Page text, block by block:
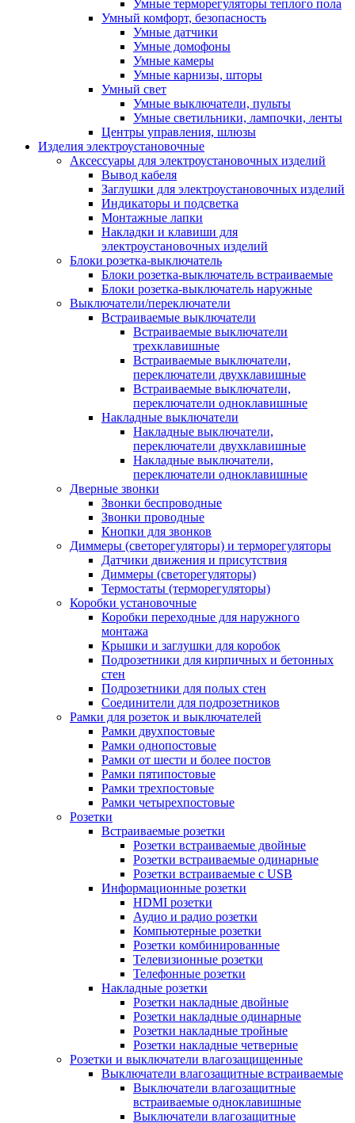
Умные терморегуляторы теплого пола
Умный комфорт, безопасность
Умные датчики
Умные домофоны
Умные камеры
Умные карнизы, шторы
Умный свет
Умные выключатели, пульты
Умные светильники, лампочки, ленты
Центры управления, шлюзы
Изделия электроустановочные
Аксессуары для электроустановочных изделий
Вывод кабеля
Заглушки для электроустановочных изделий
Индикаторы и подсветка
Монтажные лапки
Накладки и клавиши для
электроустановочных изделий
Блоки розетка-выключатель
Блоки розетка-выключатель встраиваемые
Блоки розетка-выключатель наружные
Выключатели/переключатели
Встраиваемые выключатели
Встраиваемые выключатели
трехклавишные
Встраиваемые выключатели,
переключатели двухклавишные
Встраиваемые выключатели,
переключатели одноклавишные
Накладные выключатели
Накладные выключатели,
переключатели двухклавишные
Накладные выключатели,
переключатели одноклавишные
Дверные звонки
Звонки беспроводные
Звонки проводные
Кнопки для звонков
Диммеры (светорегуляторы) и терморегуляторы
Датчики движения и присутствия
Диммеры (светорегуляторы)
Термостаты (терморегуляторы)
Коробки установочные
Коробки переходные для наружного
монтажа
Крышки и заглушки для коробок
Подрозетники для кирпичных и бетонных
стен
Подрозетники для полых стен
Соединители для подрозетников
Рамки для розеток и выключателей
Рамки двухпостовые
Рамки однопостовые
Рамки от шести и более постов
Рамки пятипостовые
Рамки трехпостовые
Рамки четырехпостовые
Розетки
Встраиваемые розетки
Розетки встраиваемые двойные
Розетки встраиваемые одинарные
Розетки встраиваемые с USB
Информационные розетки
HDMI розетки
Аудио и радио розетки
Компьютерные розетки
Розетки комбинированные
Телевизионные розетки
Телефонные розетки
Накладные розетки
Розетки накладные двойные
Розетки накладные одинарные
Розетки накладные тройные
Розетки накладные четверные
Розетки и выключатели влагозащищенные
Выключатели влагозащитные встраиваемые
Выключатели влагозащитные
встраиваемые одноклавишные
Выключатели влагозащитные